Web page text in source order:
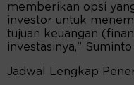
memberikan opsi
investor untuk
tujuan keuangan
investasinya,"
Jadwal Lengkap